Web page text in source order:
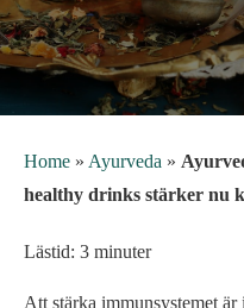
Home » Ayurveda »
healthy drinks stärker nu
Lästid: 3 minuter
Att stärka immunsystemet